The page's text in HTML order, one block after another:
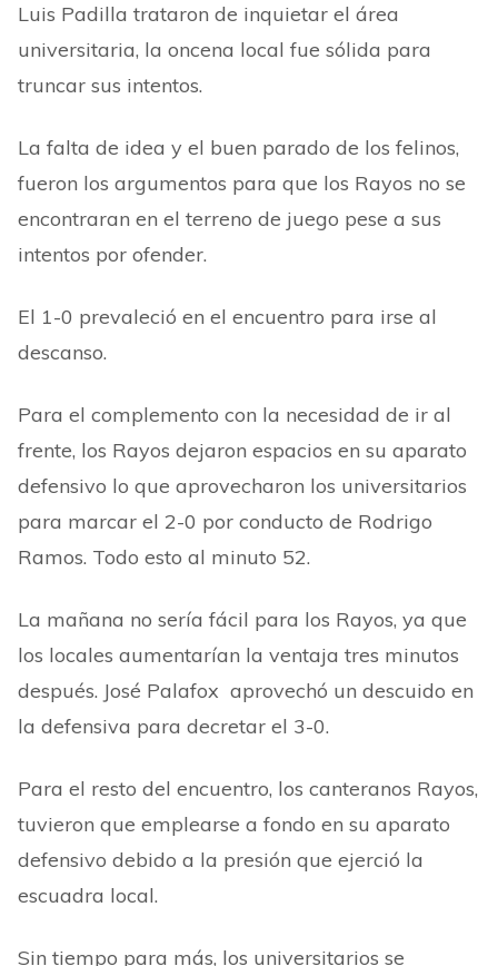
Luis Padilla trataron de inquietar el área
universitaria, la oncena local fue sólida para
truncar sus intentos.
La falta de idea y el buen parado de los felinos,
fueron los argumentos para que los Rayos no se
encontraran en el terreno de juego pese a sus
intentos por ofender.
El 1-0 prevaleció en el encuentro para irse al
descanso.
Para el complemento con la necesidad de ir al
frente, los Rayos dejaron espacios en su aparato
defensivo lo que aprovecharon los universitarios
para marcar el 2-0 por conducto de Rodrigo
Ramos. Todo esto al minuto 52.
La mañana no sería fácil para los Rayos, ya que
los locales aumentarían la ventaja tres minutos
después. José Palafox aprovechó un descuido en
la defensiva para decretar el 3-0.
Para el resto del encuentro, los canteranos Rayos,
tuvieron que emplearse a fondo en su aparato
defensivo debido a la presión que ejerció la
escuadra local.
Sin tiempo para más, los universitarios se